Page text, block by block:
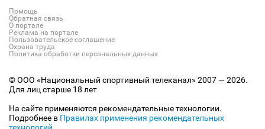
Помощь
Обратная связь
О портале
Реклама на портале
Пользовательское соглашение
Охрана труда
Политика обработки персональных данных
© ООО «Национальный спортивный телеканал» 2007 — 2026.
Для лиц старше 18 лет
На сайте применяются рекомендательные технологии.
Подробнее в Правилах применения рекомендательных
технологий